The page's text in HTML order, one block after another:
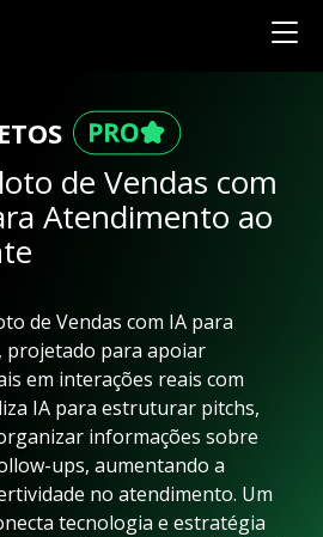
de Vendas com
Atendimento ao
de Vendas com IA para
projetado para apoiar
em interações reais com
IA para estruturar pitchs,
informações sobre
ups, aumentando a
no atendimento. Um
tecnologia e estratégia